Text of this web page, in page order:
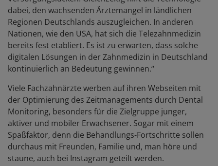
dabei, den wachsenden Ärztemangel in ländlichen
Regionen Deutschlands auszugleichen. In anderen
Nationen, wie den USA, hat sich die Telezahnmedizin
bereits fest etabliert. Es ist zu erwarten, dass solche
digitalen Lösungen in der Zahnmedizin in Deutschland
kontinuierlich an Bedeutung gewinnen.“
Viele Fachzahnärzte werben auf ihren Webseiten mit
der Optimierung des Zeitmanagements durch Dental
Monitoring, besonders für die Zielgruppe junger,
aktiver und mobiler Erwachsener. Sogar mit einem
Spaßfaktor, denn die Behandlungs-Fortschritte sollen
durchaus mit Freunden, Familie und, man höre und
staune, auch bei Instagram geteilt werden.